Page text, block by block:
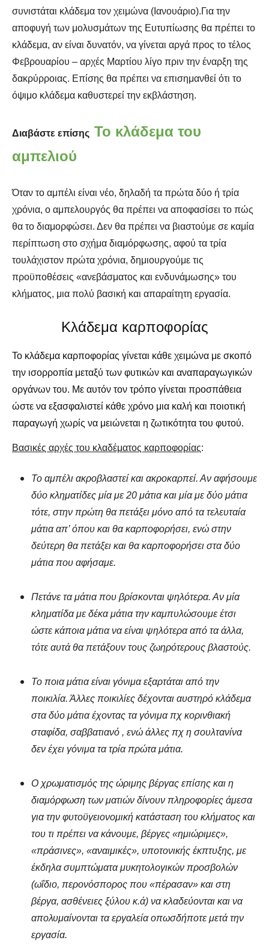
συνιστάται κλάδεμα τον χειμώνα (Ιανουάριο).Για την
αποφυγή των μολυσμάτων της Ευτυπίωσης θα πρέπει το
κλάδεμα, αν είναι δυνατόν, να γίνεται αργά προς το τέλος
Φεβρουαρίου – αρχές Μαρτίου λίγο πριν την έναρξη της
δακρύρροιας. Επίσης θα πρέπει να επισημανθεί ότι το
όψιμο κλάδεμα καθυστερεί την εκβλάστηση.
Διαβάστε επίσης Το κλάδεμα του
αμπελιού
Όταν το αμπέλι είναι νέο, δηλαδή τα πρώτα δύο ή τρία
χρόνια, ο αμπελουργός θα πρέπει να αποφασίσει το πώς
θα το διαμορφώσει. Δεν θα πρέπει να βιαστούμε σε καμία
περίπτωση στο σχήμα διαμόρφωσης, αφού τα τρία
τουλάχιστον πρώτα χρόνια, δημιουργούμε τις
προϋποθέσεις «ανεβάσματος και ενδυνάμωσης» του
κλήματος, μια πολύ βασική και απαραίτητη εργασία.
Κλάδεμα καρποφορίας
Το κλάδεμα καρποφορίας γίνεται κάθε χειμώνα με σκοπό
την ισορροπία μεταξύ των φυτικών και αναπαραγωγικών
οργάνων του. Με αυτόν τον τρόπο γίνεται προσπάθεια
ώστε να εξασφαλιστεί κάθε χρόνο μια καλή και ποιοτική
παραγωγή χωρίς να μειώνεται η ζωτικότητα του φυτού.
Βασικές αρχές του κλαδέματος καρποφορίας:
Το αμπέλι ακροβλαστεί και ακροκαρπεί. Αν αφήσουμε
δύο κληματίδες μία με 20 μάτια και μία με δύο μάτια
τότε, στην πρώτη θα πετάξει μόνο από τα τελευταία
μάτια απ’ όπου και θα καρποφορήσει, ενώ στην
δεύτερη θα πετάξει και θα καρποφορήσει στα δύο
μάτια που αφήσαμε.
Πετάνε τα μάτια που βρίσκονται ψηλότερα. Αν μία
κληματίδα με δέκα μάτια την καμπυλώσουμε έτσι
ώστε κάποια μάτια να είναι ψηλότερα από τα άλλα,
τότε αυτά θα πετάξουν τους ζωηρότερους βλαστούς.
Το ποια μάτια είναι γόνιμα εξαρτάται από την
ποικιλία. Άλλες ποικιλίες δέχονται αυστηρό κλάδεμα
στα δύο μάτια έχοντας τα γόνιμα πχ κορινθιακή
σταφίδα, σαββατιανό , ενώ άλλες πχ η σουλτανίνα
δεν έχει γόνιμα τα τρία πρώτα μάτια.
Ο χρωματισμός της ώριμης βέργας επίσης και η
διαμόρφωση των ματιών δίνουν πληροφορίες άμεσα
για την φυτοϋγειονομική κατάσταση του κλήματος και
του τι πρέπει να κάνουμε, βέργες «ημιώριμες»,
«πράσινες», «αναιμικές», υποτονικής έκπτυξης, με
έκδηλα συμπτώματα μυκητολογικών προσβολών
(ωΐδιο, περονόσπορος που «πέρασαν» και στη
βέργα, ασθένειες ξύλου κ.ά) να κλαδεύονται και να
απολυμαίνονται τα εργαλεία οπωσδήποτε μετά την
εργασία.